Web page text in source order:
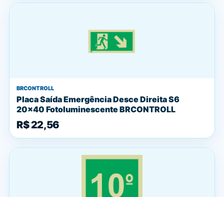
BRCONTROLL
Placa Saída Emergência Desce Direita S6
20x40 Fotoluminescente BRCONTROLL
R$ 22,56